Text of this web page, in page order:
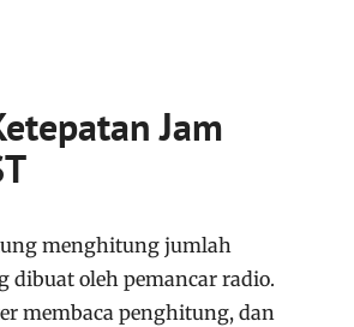
Jam
menghitung jumlah
dibuat oleh pemancar radio.
membaca penghitung, dan